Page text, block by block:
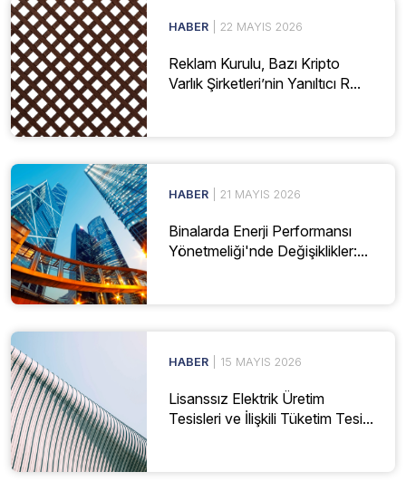
HABER | 22 MAYIS 2026
Reklam Kurulu, Bazı Kripto
Varlık Şirketleri’nin Yanıltıcı R...
HABER | 21 MAYIS 2026
Binalarda Enerji Performansı
Yönetmeliği'nde Değişiklikler:...
HABER | 15 MAYIS 2026
Lisanssız Elektrik Üretim
Tesisleri ve İlişkili Tüketim Tesi...